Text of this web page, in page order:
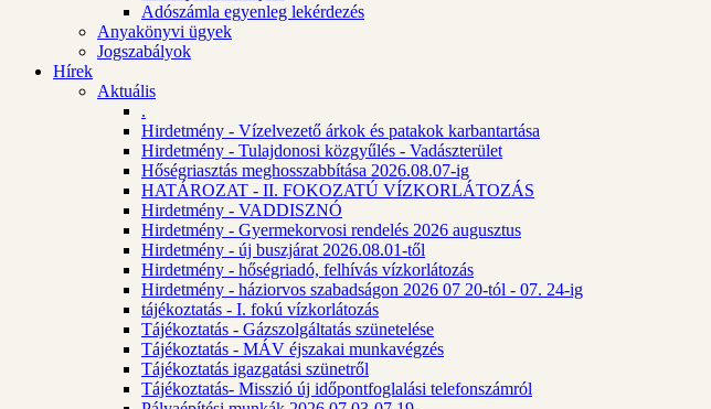
Adószámla egyenleg lekérdezés
Anyakönyvi ügyek
Jogszabályok
Hírek
Aktuális
.
Hirdetmény - Vízelvezető árkok és patakok karbantartása
Hirdetmény - Tulajdonosi közgyűlés - Vadászterület
Hőségriasztás meghosszabbítása 2026.08.07-ig
HATÁROZAT - II. FOKOZATÚ VÍZKORLÁTOZÁS
Hirdetmény - VADDISZNÓ
Hirdetmény - Gyermekorvosi rendelés 2026 augusztus
Hirdetmény - új buszjárat 2026.08.01-től
Hirdetmény - hőségriadó, felhívás vízkorlátozás
Hirdetmény - háziorvos szabadságon 2026 07 20-tól - 07. 24-ig
tájékoztatás - I. fokú vízkorlátozás
Tájékoztatás - Gázszolgáltatás szünetelése
Tájékoztatás - MÁV éjszakai munkavégzés
Tájékoztatás igazgatási szünetről
Tájékoztatás- Misszió új időpontfoglalási telefonszámról